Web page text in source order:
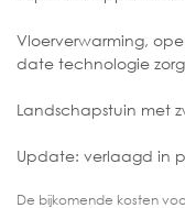
Vloerverwarming,
date technologie
Landschapstuin met
Update: verlaagd in
De bijkomende kosten